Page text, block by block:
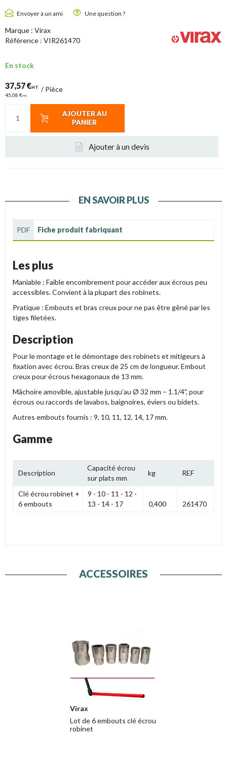
Envoyer à un ami Une question ?
Marque : Virax
Référence : VIR261470
En stock
37,57 €HT
45,08 €TTC
/Pièce
AJOUTER AU
PANIER
Ajouter à un devis
EN SAVOIR PLUS
PDF Fiche produit fabriquant
Les plus
Maniable : Faible encombrement pour accéder aux écrous peu
accessibles. Convient à la plupart des robinets.
Pratique : Embouts et bras creux pour ne pas être gêné par les
tiges filetées.
Description
Pour le montage et le démontage des robinets et mitigeurs à
fixation avec écrou. Bras creux de 25 cm de longueur. Embout
creux pour écrous hexagonaux de 13 mm.
Mâchoire amovible, ajustable jusqu’au Ø 32 mm – 1.1/4", pour
écrous ou raccords de lavabos, baignoires, éviers ou bidets.
Autres embouts fournis : 9, 10, 11, 12, 14, 17 mm.
Gamme
Description
Capacité écrou
sur plats mm
kg REF
Clé écrou robinet +
6 embouts
9 - 10 - 11 - 12 -
13 - 14 - 17
0,400 261470
ACCESSOIRES
Virax
Lot de 6 embouts clé écrou
robinet